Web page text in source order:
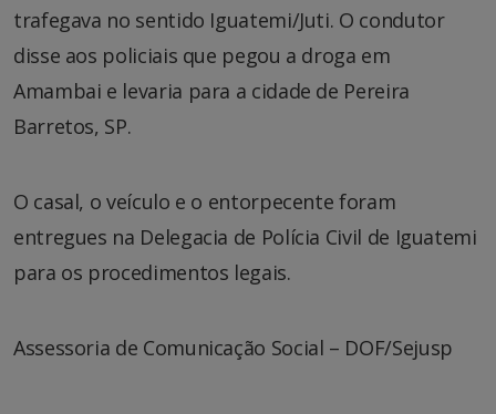
trafegava no sentido Iguatemi/Juti. O condutor
disse aos policiais que pegou a droga em
Amambai e levaria para a cidade de Pereira
Barretos, SP.
O casal, o veículo e o entorpecente foram
entregues na Delegacia de Polícia Civil de Iguatemi
para os procedimentos legais.
Assessoria de Comunicação Social – DOF/Sejusp